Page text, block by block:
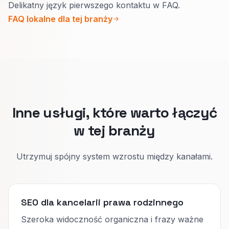
autorytetowe poza logiką bliskości.
Osobny cel strony i osobne metadane
Każda sytuacja potrzebuje swojego
spokojnego opisu procedury, czasu i jak
Delikatny język pierwszego kontaktu w FAQ.
FAQ lokalne dla tej branży
Inne usługi, które warto łączyć
w tej branży
Utrzymuj spójny system wzrostu między kanałami.
SEO dla kancelarii prawa rodzinnego
Szeroka widoczność organiczna i frazy ważne